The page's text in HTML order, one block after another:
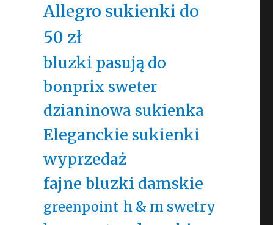
Allegro sukienki do
50 zł
bluzki pasują do
bonprix sweter
dzianinowa sukienka
Eleganckie sukienki
wyprzedaż
fajne bluzki damskie
greenpoint h & m swetry